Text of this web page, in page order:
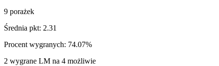
9 porażek
Średnia pkt: 2.31
Procent wygranych: 74.07%
2 wygrane LM na 4 możliwie